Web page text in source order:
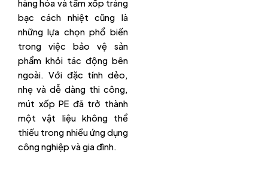
hàng hóa và tấm xốp tráng
bạc cách nhiệt cũng là
những lựa chọn phổ biến
trong việc bảo vệ sản
phẩm khỏi tác động bên
ngoài. Với đặc tính dẻo,
nhẹ và dễ dàng thi công,
mút xốp PE đã trở thành
một vật liệu không thể
thiếu trong nhiều ứng dụng
công nghiệp và gia đình.